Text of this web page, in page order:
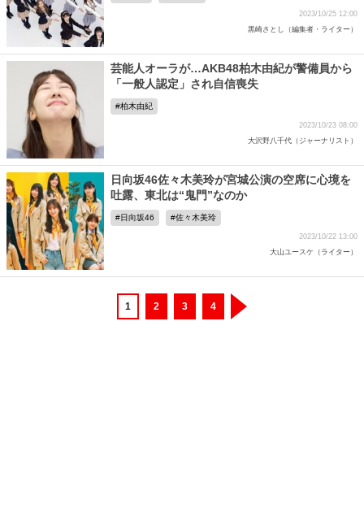
2023/10/25 12:00
黒崎さとし（編集者・ライター）
芸能人オーラが…AKB48柏木由紀が警備員から
「一般人認定」され自信喪失
柏木由紀
2023/10/23 08:00
大沢野八千代（ジャーナリスト）
日向坂46佐々木美玲が宮城公演の空席に心境を
吐露、東北は“鬼門”なのか
日向坂46 佐々木美玲
2023/10/22 13:00
大山ユースケ（ライター）
1 2 3 4